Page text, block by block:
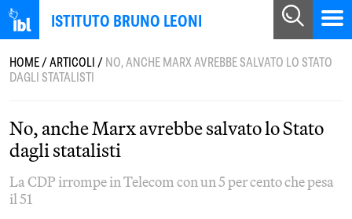
ISTITUTO BRUNO LEONI
HOME/ARTICOLI/NO, ANCHE MARX AVREBBE SALVATO LO STATO
DAGLI STATALISTI
No, anche Marx avrebbe salvato lo Stato
dagli statalisti
La CDP irrompe in Telecom con un 5 per cento che pesa
il 51